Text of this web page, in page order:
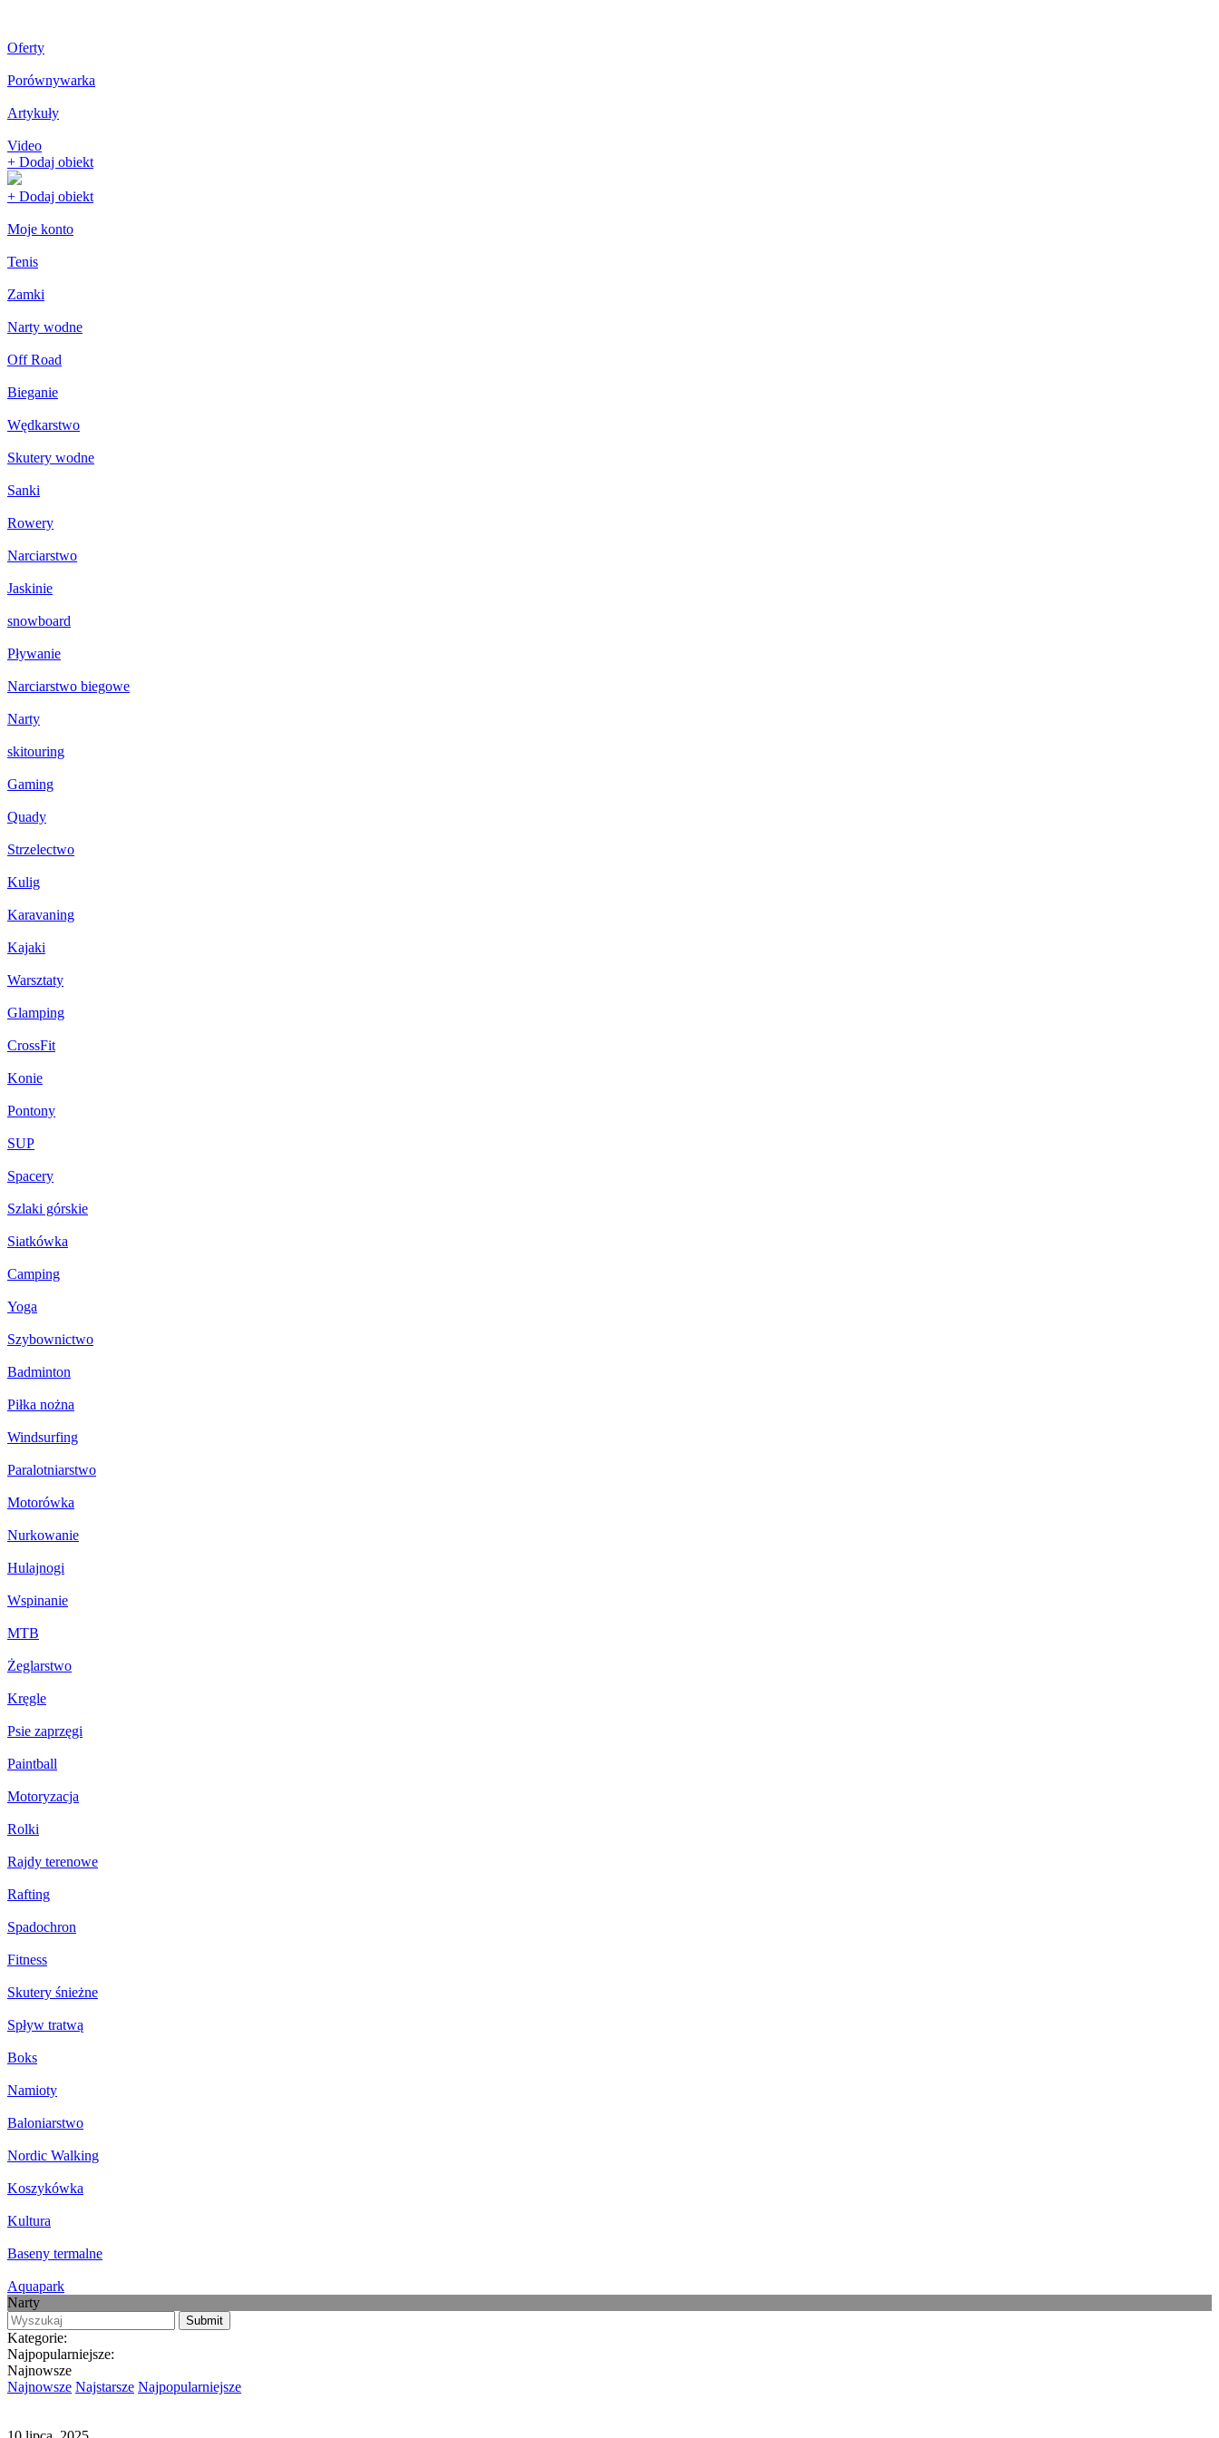
Oferty
Porównywarka
Artykuły
Video
+ Dodaj obiekt
+ Dodaj obiekt
Moje konto
Tenis
Zamki
Narty wodne
Off Road
Bieganie
Wędkarstwo
Skutery wodne
Sanki
Rowery
Narciarstwo
Jaskinie
snowboard
Pływanie
Narciarstwo biegowe
Narty
skitouring
Gaming
Quady
Strzelectwo
Kulig
Karavaning
Kajaki
Warsztaty
Glamping
CrossFit
Konie
Pontony
SUP
Spacery
Szlaki górskie
Siatkówka
Camping
Yoga
Szybownictwo
Badminton
Piłka nożna
Windsurfing
Paralotniarstwo
Motorówka
Nurkowanie
Hulajnogi
Wspinanie
MTB
Żeglarstwo
Kręgle
Psie zaprzęgi
Paintball
Motoryzacja
Rolki
Rajdy terenowe
Rafting
Spadochron
Fitness
Skutery śnieżne
Spływ tratwą
Boks
Namioty
Baloniarstwo
Nordic Walking
Koszykówka
Kultura
Baseny termalne
Aquapark
Narty
Kategorie:
Najpopularniejsze:
Najnowsze
Najnowsze Najstarsze Najpopularniejsze